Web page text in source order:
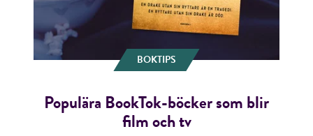
BOKTIPS
Populära BookTok-böcker som blir
film och tv